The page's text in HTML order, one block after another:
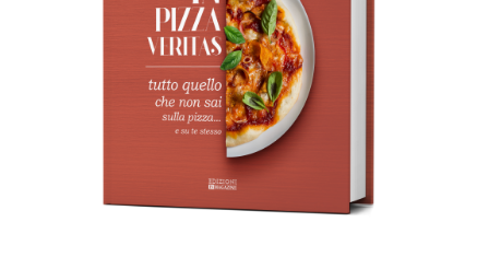
AGGIUNGI AL CARRELLO /